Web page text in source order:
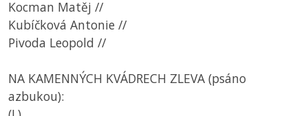
Kocman Matěj //
Kubíčková Antonie //
Pivoda Leopold //
NA KAMENNÝCH KVÁDRECH ZLEVA (psáno
azbukou):